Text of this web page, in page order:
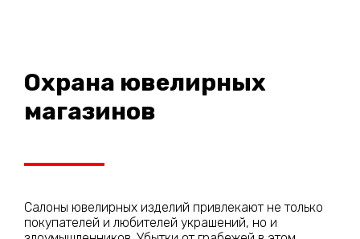
Охрана ювелирных
магазинов
Салоны ювелирных изделий привлекают не только
покупателей и любителей украшений, но и